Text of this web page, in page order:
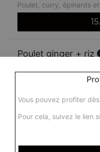
Poulet, curry, épinards
Poulet ginger + riz
Vous pouvez profiter
Pour cela, suivez le lien